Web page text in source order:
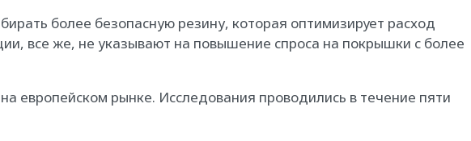
более безопасную резину, которая оптимизирует расход
все же, не указывают на повышение спроса на покрышки с более
европейском рынке. Исследования проводились в течение пяти